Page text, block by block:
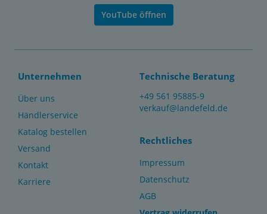
YouTube öffnen
Unternehmen
Über uns
Händlerservice
Katalog bestellen
Versand
Kontakt
Karriere
Technische Beratung
+49 561 95885-9
verkauf@landefeld.de
Rechtliches
Impressum
Datenschutz
AGB